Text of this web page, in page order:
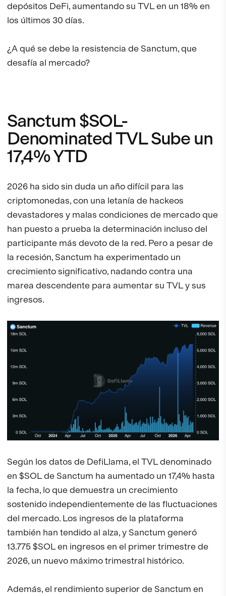
depósitos DeFi, aumentando su TVL en un 18% en
los últimos 30 días.
¿A qué se debe la resistencia de Sanctum, que
desafía al mercado?
Sanctum $SOL-
Denominated TVL Sube un
17,4% YTD
2026 ha sido sin duda un año difícil para las
criptomonedas, con una letanía de hackeos
devastadores y malas condiciones de mercado que
han puesto a prueba la determinación incluso del
participante más devoto de la red. Pero a pesar de
la recesión, Sanctum ha experimentado un
crecimiento significativo, nadando contra una
marea descendente para aumentar su TVL y sus
ingresos.
Según los datos de DefiLlama, el TVL denominado
en $SOL de Sanctum ha aumentado un 17,4% hasta
la fecha, lo que demuestra un crecimiento
sostenido independientemente de las fluctuaciones
del mercado. Los ingresos de la plataforma
también han tendido al alza, y Sanctum generó
13.775 $SOL en ingresos en el primer trimestre de
2026, un nuevo máximo trimestral histórico.
Además, el rendimiento superior de Sanctum en